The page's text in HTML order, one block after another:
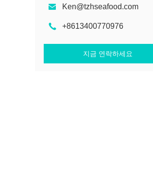
Ken@tzhseafood.com
+8613400770976
지금 연락하세요